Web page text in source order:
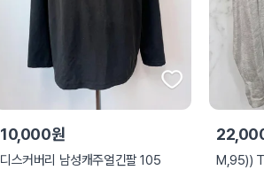
10,000원
디스커버리 남성캐주얼긴팔 105
M,95))